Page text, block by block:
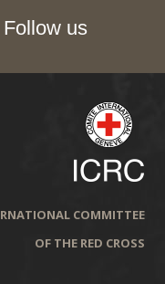
Follow us
COMMITTEE
OF THE RED CROSS